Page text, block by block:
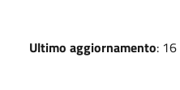
Ultimo aggiornamento: